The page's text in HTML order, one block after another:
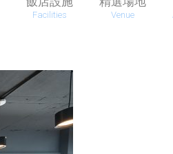
Facilities Venue